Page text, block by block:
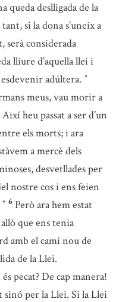
queda deslligada de la
si la dona s’uneix a
considerada
lliure d’aquella llei i
adúltera. *
meus, vau morir a
Així heu passat a ser d’un
els morts; i ara
a mercè dels
desvetllades per
nostre cos i ens feien
* 6 Però ara hem estat
que ens tenia
amb el camí nou de
de la Llei.
pecat? De cap manera!
sinó per la Llei. Si la Llei